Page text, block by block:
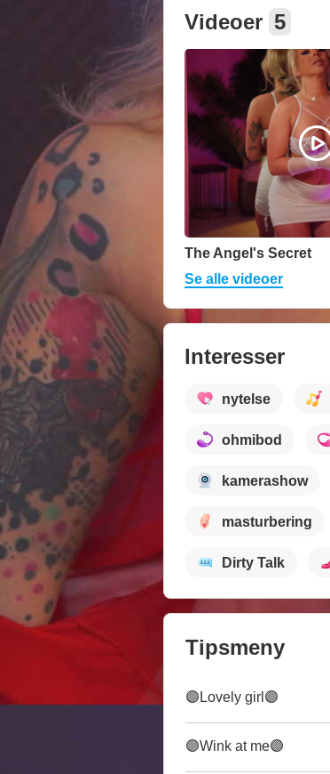
Videoer 5
The Angel's Secret
Se alle videoer
Interesser
nytelse
ohmibod
kamerashow
masturbering
Dirty Talk
Tipsmeny
🟣Lovely girl🟣
🟣Wink at me🟣